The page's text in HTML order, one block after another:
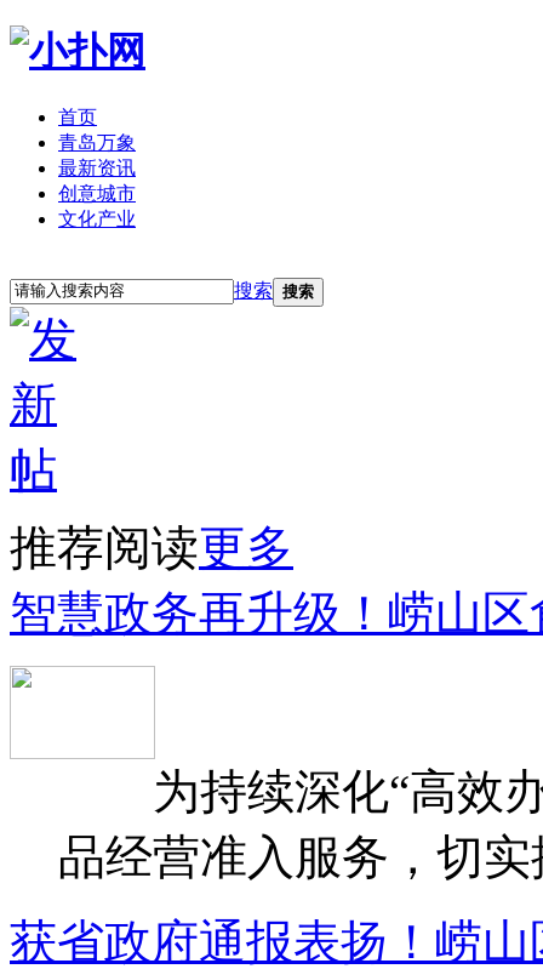
首页
青岛万象
最新资讯
创意城市
文化产业
搜索 搜索
推荐阅读更多
智慧政务再升级！崂山
为持续深化“高效办
品经营准入服务，切
获省政府通报表扬！崂